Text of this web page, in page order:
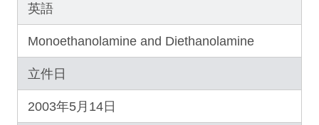
英語
Monoethanolamine and Diethanolamine
立件日
2003年5月14日